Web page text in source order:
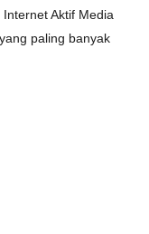
Aktif Media
paling banyak